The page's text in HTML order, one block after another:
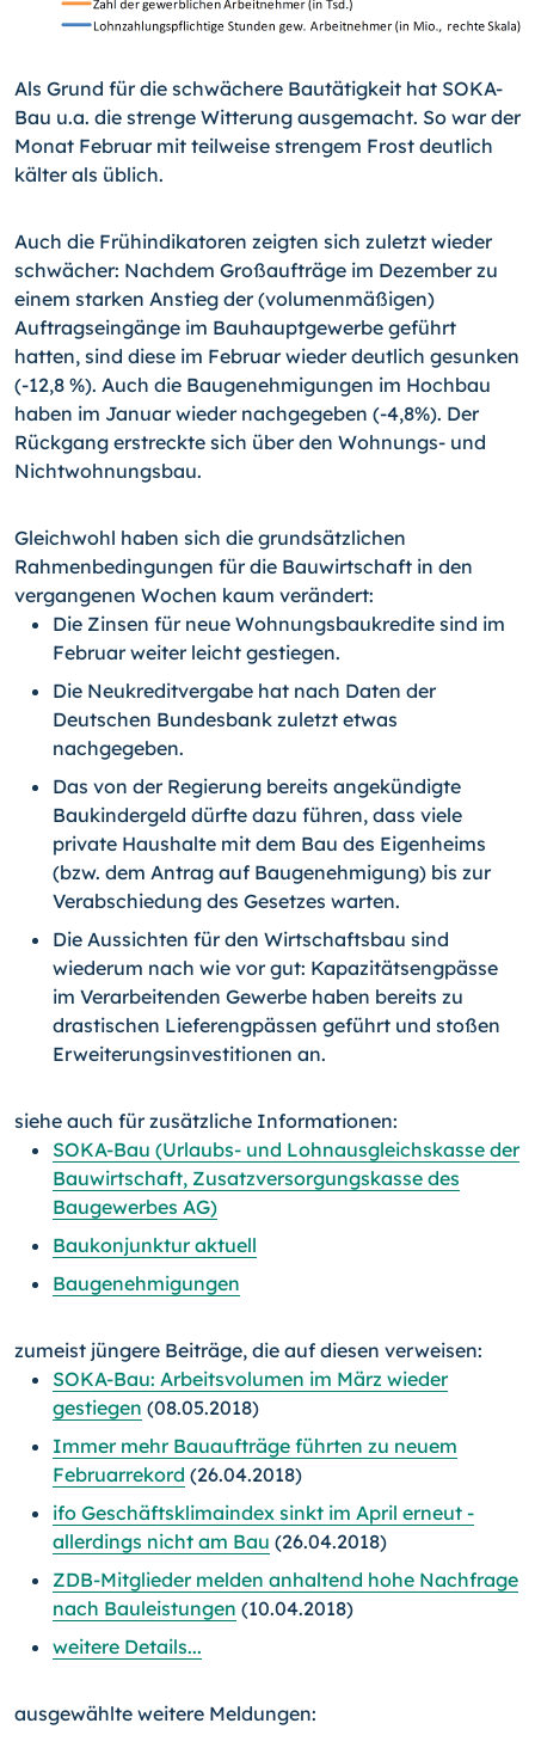
Als Grund für die schwächere Bautätigkeit hat SOKA-
Bau u.a. die strenge Witterung ausgemacht. So war der
Monat Februar mit teilweise strengem Frost deutlich
kälter als üblich.
Auch die Frühindikatoren zeigten sich zuletzt wieder
schwächer: Nachdem Großaufträge im Dezember zu
einem starken Anstieg der (volumenmäßigen)
Auftragseingänge im Bauhauptgewerbe geführt
hatten, sind diese im Februar wieder deutlich gesunken
(-12,8 %). Auch die Baugenehmigungen im Hochbau
haben im Januar wieder nachgegeben (-4,8%). Der
Rückgang erstreckte sich über den Wohnungs- und
Nichtwohnungsbau.
Gleichwohl haben sich die grundsätzlichen
Rahmenbedingungen für die Bauwirtschaft in den
vergangenen Wochen kaum verändert:
Die Zinsen für neue Wohnungsbaukredite sind im
Februar weiter leicht gestiegen.
Die Neukreditvergabe hat nach Daten der
Deutschen Bundesbank zuletzt etwas
nachgegeben.
Das von der Regierung bereits angekündigte
Baukindergeld dürfte dazu führen, dass viele
private Haushalte mit dem Bau des Eigenheims
(bzw. dem Antrag auf Baugenehmigung) bis zur
Verabschiedung des Gesetzes warten.
Die Aussichten für den Wirtschaftsbau sind
wiederum nach wie vor gut: Kapazitätsengpässe
im Verarbeitenden Gewerbe haben bereits zu
drastischen Lieferengpässen geführt und stoßen
Erweiterungsinvestitionen an.
siehe auch für zusätzliche Informationen:
SOKA-Bau (Urlaubs- und Lohnausgleichskasse der
Bauwirtschaft, Zusatzversorgungskasse des
Baugewerbes AG)
Baukonjunktur aktuell
Baugenehmigungen
zumeist jüngere Beiträge, die auf diesen verweisen:
SOKA-Bau: Arbeitsvolumen im März wieder
gestiegen (08.05.2018)
Immer mehr Bauaufträge führten zu neuem
Februarrekord (26.04.2018)
ifo Geschäftsklimaindex sinkt im April erneut -
allerdings nicht am Bau (26.04.2018)
ZDB-Mitglieder melden anhaltend hohe Nachfrage
nach Bauleistungen (10.04.2018)
weitere Details...
ausgewählte weitere Meldungen: